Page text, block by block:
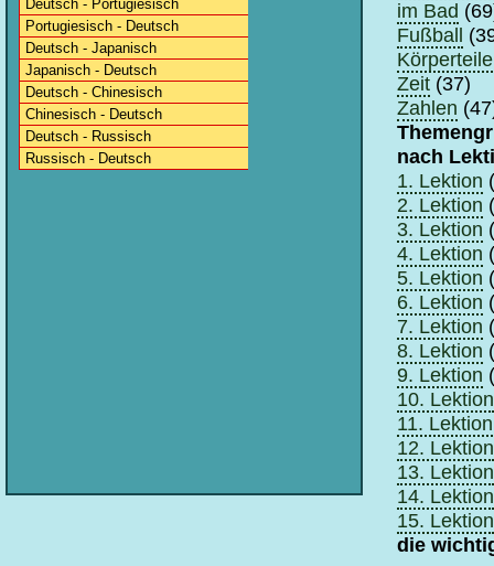
Deutsch - Portugiesisch
Portugiesisch - Deutsch
Deutsch - Japanisch
Japanisch - Deutsch
Deutsch - Chinesisch
Chinesisch - Deutsch
Deutsch - Russisch
Russisch - Deutsch
im Bad
Fußball
Körperteile
Zeit (37)
Zahlen
nach
1. Lektion
2. Lektion
3. Lektion
4. Lektion
5. Lektion
6. Lektion
7. Lektion
8. Lektion
9. Lektion
10. Lektion
11. Lektion
12. Lektion
13. Lektion
14. Lektion
15. Lektion
die